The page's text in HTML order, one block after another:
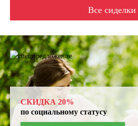
Все сиделки
СКИДКА 20%
по социальному статусу